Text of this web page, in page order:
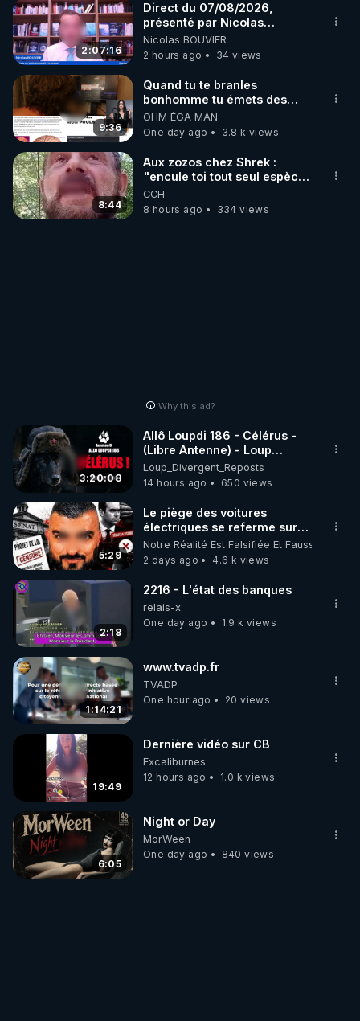
2:07:16
Direct du 07/08/2026,
présenté par Nicolas
BOUVIER
Nicolas BOUVIER
2 hours ago
34 views
9:36
Quand tu te branles
bonhomme tu émets des
ondes ils ont juste omis de
t'expliquer
OHM ÉGA MAN
One day ago
3.8 k views
8:44
Aux zozos chez Shrek :
"encule toi tout seul espèce
de mal polish"
CCH
8 hours ago
334 views
Why this ad?
3:20:08
Allô Loupdi 186 - Célérus -
(Libre Antenne) - Loup
Divergent 2026.08.06
Loup_Divergent_Reposts
14 hours ago
650 views
5:29
Le piège des voitures
électriques se referme sur
les usagers !
Notre Réalité Est Falsifiée Et Fausse
2 days ago
4.6 k views
2:18
2216 - L'état des banques
relais-x
One day ago
1.9 k views
1:14:21
www.tvadp.fr
TVADP
One hour ago
20 views
19:49
Dernière vidéo sur CB
Excaliburnes
12 hours ago
1.0 k views
6:05
Night or Day
MorWeen
One day ago
840 views